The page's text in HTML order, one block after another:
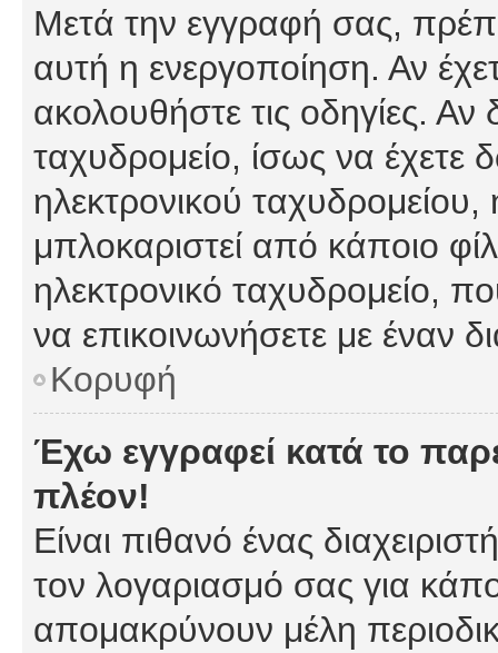
Μετά την εγγραφή σας,
αυτή η ενεργοποίηση. Αν
ακολουθήστε τις οδηγίες. Αν
ταχυδρομείο, ίσως να έχετε
ηλεκτρονικού ταχυδρομείου,
μπλοκαριστεί από κάποιο
ηλεκτρονικό ταχυδρομείο,
να επικοινωνήσετε με έναν
Κορυφή
Έχω εγγραφεί κατά το
πλέον!
Είναι πιθανό ένας
τον λογαριασμό σας για
απομακρύνουν μέλη